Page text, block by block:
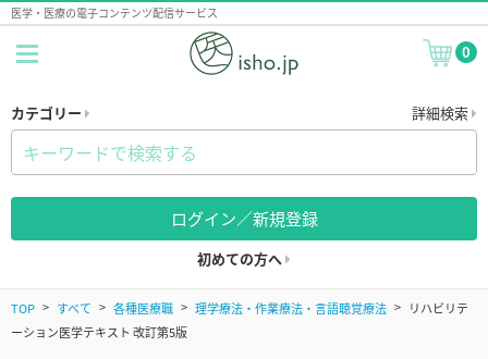
医学・医療の電子コンテンツ配信サービス
0
カテゴリー 詳細検索
ログイン／新規登録
初めての方へ
TOP すべて 各種医療職 理学療法・作業療法・言語聴覚療法
リハビリテ
ーション医学テキスト 改訂第5版